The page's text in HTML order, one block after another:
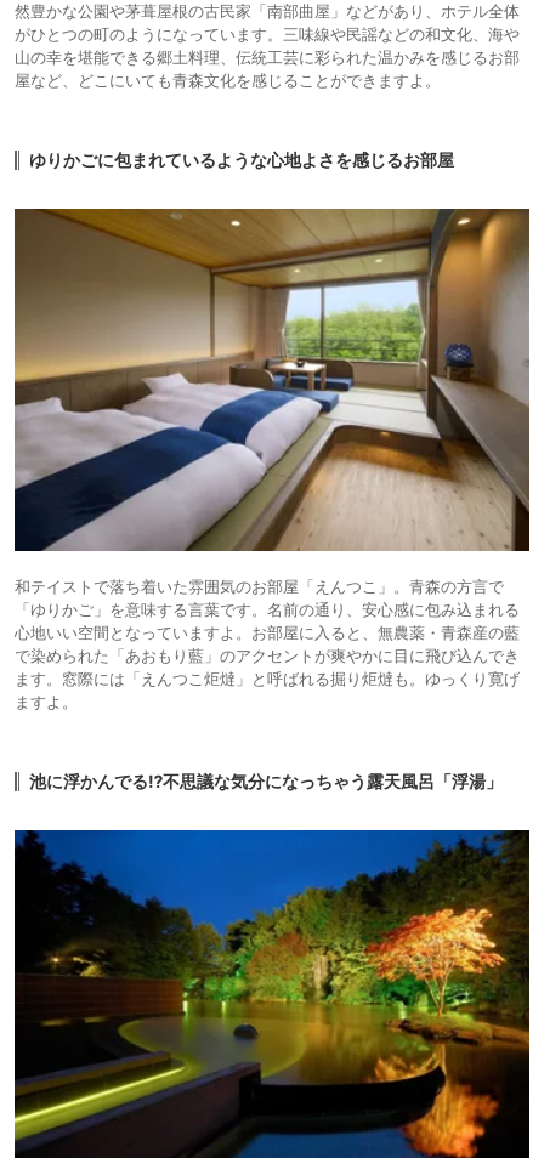
然豊かな公園や茅葺屋根の古民家「南部曲屋」などがあり、ホテル全体
がひとつの町のようになっています。三味線や民謡などの和文化、海や
山の幸を堪能できる郷土料理、伝統工芸に彩られた温かみを感じるお部
屋など、どこにいても青森文化を感じることができますよ。
ゆりかごに包まれているような心地よさを感じるお部屋
和テイストで落ち着いた雰囲気のお部屋「えんつこ」。青森の方言で
「ゆりかご」を意味する言葉です。名前の通り、安心感に包み込まれる
心地いい空間となっていますよ。お部屋に入ると、無農薬・青森産の藍
で染められた「あおもり藍」のアクセントが爽やかに目に飛び込んでき
ます。窓際には「えんつこ炬燵」と呼ばれる掘り炬燵も。ゆっくり寛げ
ますよ。
池に浮かんでる⁉不思議な気分になっちゃう露天風呂「浮湯」